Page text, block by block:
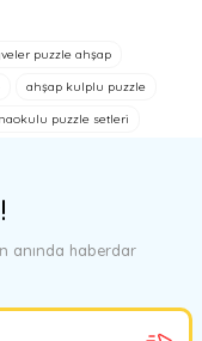
ve diğer
formunu kullanarak
puzzle ahşap
ahşap kulplu puzzle
puzzle setleri
anında haberdar